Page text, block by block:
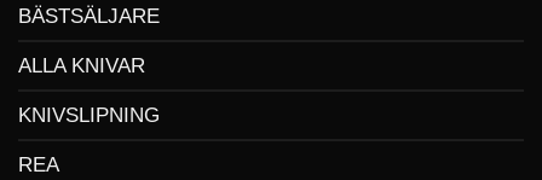
BÄSTSÄLJARE
ALLA KNIVAR
KNIVSLIPNING
REA